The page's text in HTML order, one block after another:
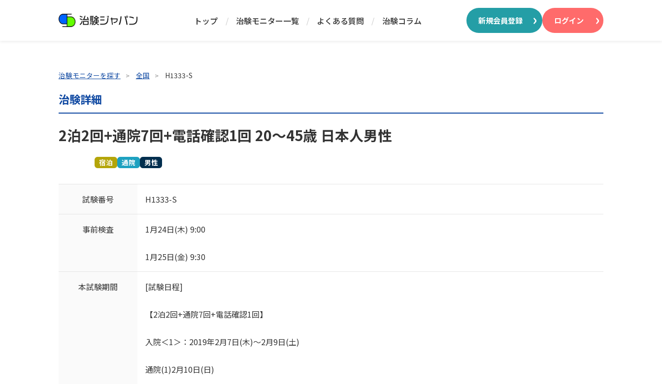
トップ / 治験モニター一覧 / よくある質問 / 治験コラム 新規会員登録 ログイン
治験モニターを探す 全国 H1333-S
治験詳細
2泊2回+通院7回+電話確認1回 20～45歳 日本人男性
宿泊 通院 男性
試験番号 H1333-S
事前検査 1月24日(木) 9:00
1月25日(金) 9:30
本試験期間 [試験日程]
【2泊2回+通院7回+電話確認1回】
入院＜1＞：2019年2月7日(木)～2月9日(土)
通院(1)2月10日(日)